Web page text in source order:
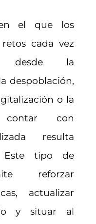
el que los
cada vez
desde la
despoblación,
o la
contar con
resulta
Este tipo de
reforzar
actualizar
y situar al